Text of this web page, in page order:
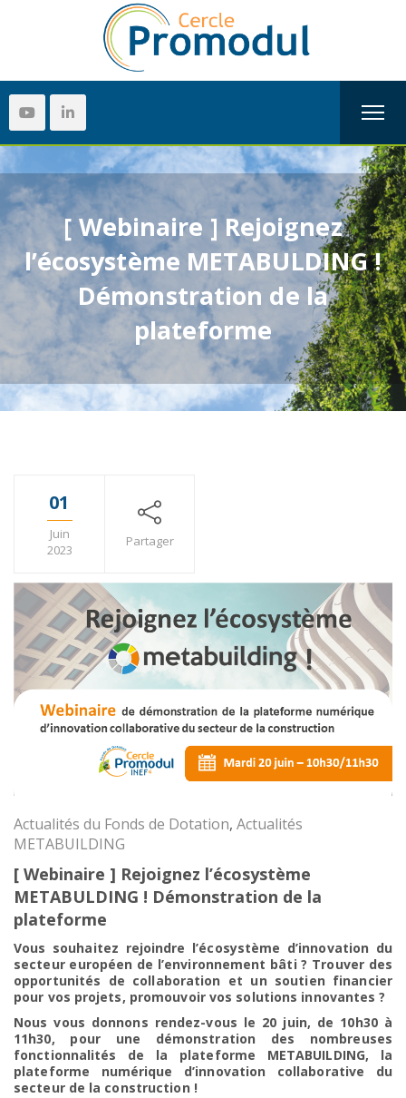
[ Webinaire ] Rejoignez
l’écosystème METABULDING !
Démonstration de la
plateforme
01
Juin
2023
Partager
Actualités du Fonds de Dotation, Actualités
METABUILDING
[ Webinaire ] Rejoignez l’écosystème
METABULDING ! Démonstration de la
plateforme
Vous souhaitez rejoindre l’écosystème d’innovation du
secteur européen de l’environnement bâti ? Trouver des
opportunités de collaboration et un soutien financier
pour vos projets, promouvoir vos solutions innovantes ?
Nous vous donnons rendez-vous le 20 juin, de 10h30 à
11h30, pour une démonstration des nombreuses
fonctionnalités de la plateforme METABUILDING, la
plateforme numérique d’innovation collaborative du
secteur de la construction !